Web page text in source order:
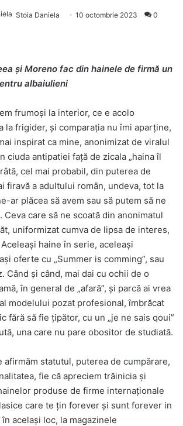
Stoia Daniela 10 octombrie 2023 0
și Moreno fac din hainele de firmă un
albaiulieni
frumoși la interior, ce e acolo
la frigider, și comparația nu îmi aparține,
inspirat ca mine, anonimizat de viralul
ciuda antipatiei față de zicala „haina îl
cel mai probabil, din puterea de
firavă a adultului român, undeva, tot la
ar plăcea să avem sau să putem să ne
care să ne scoată din anonimatul
uniformizat cumva de lipsa de interes,
haine în serie, aceleași
oferte cu „Summer is comming”, sau
Când și când, mai dai cu ochii de o
în general de „afară”, și parcă ai vrea
modelului pozat profesional, îmbrăcat
fără să fie țipător, cu un „je ne sais qoui”
una care nu pare obositor de studiată.
afirmăm statutul, puterea de cumpărare,
fie că apreciem trăinicia și
produse de firme internaționale
care te țin forever și sunt forever in
același loc, la magazinele